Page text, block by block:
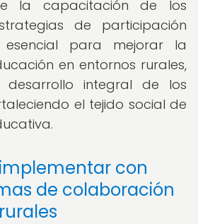
la capacitación de los
de participación
esencial para mejorar la
en entornos rurales,
desarrollo integral de los
el tejido social de
con
de colaboración